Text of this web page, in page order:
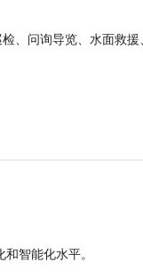
、问询导览、水面救援
智能化水平。